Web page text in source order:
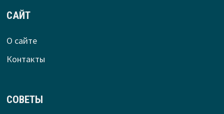
САЙТ
О сайте
Контакты
СОВЕТЫ